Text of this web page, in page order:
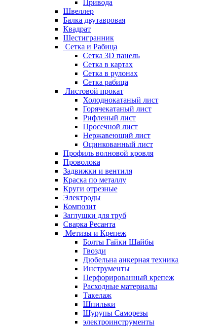
Привода
Швеллер
Балка двутавровая
Квадрат
Шестигранник
Сетка и Рабица
Сетка 3D панель
Сетка в картах
Сетка в рулонах
Сетка рабица
Листовой прокат
Холоднокатаный лист
Горячекатаный лист
Рифленый лист
Просечной лист
Нержавеющий лист
Оцинкованный лист
Профиль волновой кровля
Проволока
Задвижки и вентиля
Краска по металлу
Круги отрезные
Электроды
Композит
Заглушки для труб
Сварка Ресанта
Метизы и Крепеж
Болты Гайки Шайбы
Гвозди
Дюбельна анкерная техника
Инструменты
Перфорированный крепеж
Расходные материалы
Такелаж
Шпильки
Шурупы Саморезы
электроинструменты